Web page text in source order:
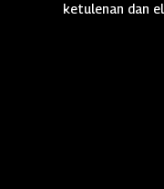
ketulenan dan